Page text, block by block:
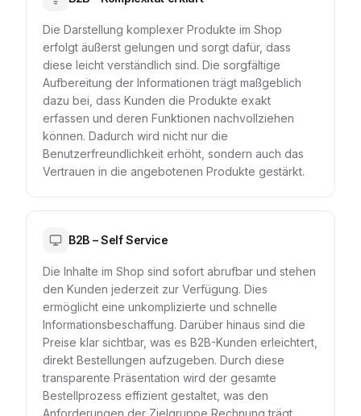
Die Darstellung komplexer Produkte im Shop
erfolgt äußerst gelungen und sorgt dafür, dass
diese leicht verständlich sind. Die sorgfältige
Aufbereitung der Informationen trägt maßgeblich
dazu bei, dass Kunden die Produkte exakt
erfassen und deren Funktionen nachvollziehen
können. Dadurch wird nicht nur die
Benutzerfreundlichkeit erhöht, sondern auch das
Vertrauen in die angebotenen Produkte gestärkt.
B2B – Self Service
Die Inhalte im Shop sind sofort abrufbar und stehen
den Kunden jederzeit zur Verfügung. Dies
ermöglicht eine unkomplizierte und schnelle
Informationsbeschaffung. Darüber hinaus sind die
Preise klar sichtbar, was es B2B-Kunden erleichtert,
direkt Bestellungen aufzugeben. Durch diese
transparente Präsentation wird der gesamte
Bestellprozess effizient gestaltet, was den
Anforderungen der Zielgruppe Rechnung trägt.